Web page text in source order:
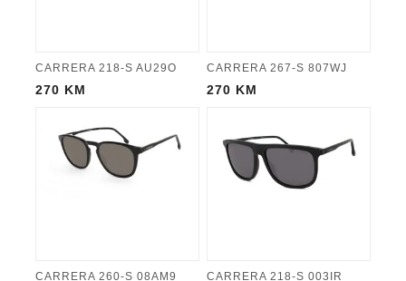
CARRERA 218-S AU29O
270 KM
CARRERA 267-S 807WJ
270 KM
CARRERA 260-S 08AM9
CARRERA 218-S 003IR